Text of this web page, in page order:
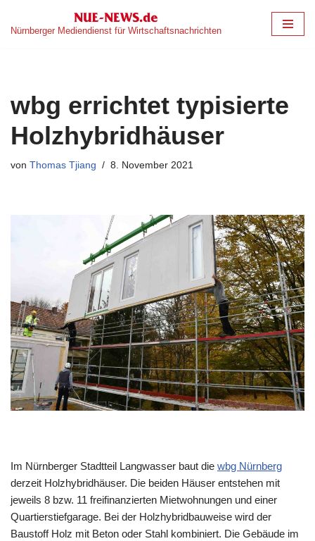
Zum
Nürnberger Mediendienst für Wirtschaftsnachrichten
wbg errichtet typisierte
Holzhybridhäuser
von Thomas Tjiang 8. November 2021
Im Nürnberger Stadtteil Langwasser baut die wbg Nürnberg
derzeit Holzhybridhäuser. Die beiden Häuser entstehen mit
jeweils 8 bzw. 11 freifinanzierten Mietwohnungen und einer
Quartierstiefgarage. Bei der Holzhybridbauweise wird der
Baustoff Holz mit Beton oder Stahl kombiniert. Die Gebäude im